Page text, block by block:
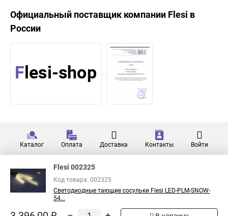
Официальный поставщик компании Flesi в
России
Каталог Оплата Доставка Контакты Войти
Flesi 002325
Код товара: 002325
Светодиодные тающие сосульки Flesi LED-PLM-SNOW-
54...